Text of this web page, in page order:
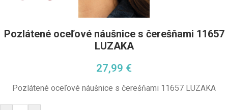
Pozlátené oceľové náušnice s čerešňami 11657
LUZAKA
27,99 €
Pozlátené oceľové náušnice s čerešňami 11657 LUZAKA